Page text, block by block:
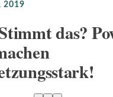
2019
das?